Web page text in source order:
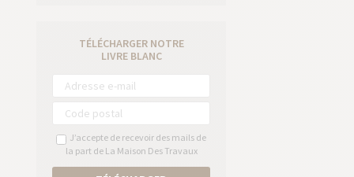
TÉLÉCHARGER NOTRE
LIVRE BLANC
J’accepte de recevoir des mails de
la part de La Maison Des Travaux